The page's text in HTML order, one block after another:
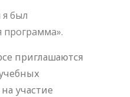
я был
приглашаются
участие